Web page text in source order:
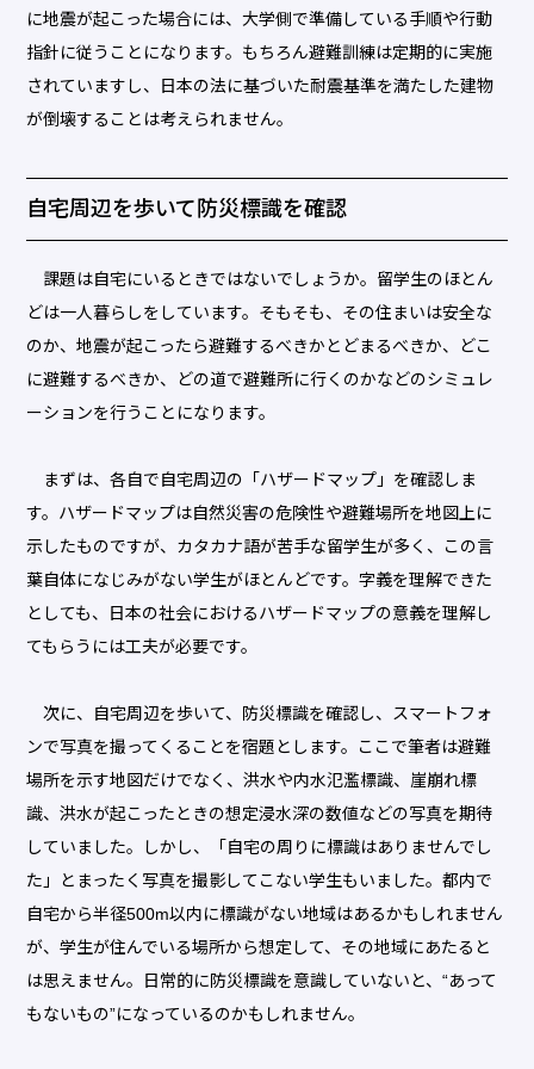
に地震が起こった場合には、大学側で準備している手順や行動
指針に従うことになります。もちろん避難訓練は定期的に実施
されていますし、日本の法に基づいた耐震基準を満たした建物
が倒壊することは考えられません。
自宅周辺を歩いて防災標識を確認
課題は自宅にいるときではないでしょうか。留学生のほとん
どは一人暮らしをしています。そもそも、その住まいは安全な
のか、地震が起こったら避難するべきかとどまるべきか、どこ
に避難するべきか、どの道で避難所に行くのかなどのシミュレ
ーションを行うことになります。
まずは、各自で自宅周辺の「ハザードマップ」を確認しま
す。ハザードマップは自然災害の危険性や避難場所を地図上に
示したものですが、カタカナ語が苦手な留学生が多く、この言
葉自体になじみがない学生がほとんどです。字義を理解できた
としても、日本の社会におけるハザードマップの意義を理解し
てもらうには工夫が必要です。
次に、自宅周辺を歩いて、防災標識を確認し、スマートフォ
ンで写真を撮ってくることを宿題とします。ここで筆者は避難
場所を示す地図だけでなく、洪水や内水氾濫標識、崖崩れ標
識、洪水が起こったときの想定浸水深の数値などの写真を期待
していました。しかし、「自宅の周りに標識はありませんでし
た」とまったく写真を撮影してこない学生もいました。都内で
自宅から半径500m以内に標識がない地域はあるかもしれません
が、学生が住んでいる場所から想定して、その地域にあたると
は思えません。日常的に防災標識を意識していないと、“あって
もないもの”になっているのかもしれません。